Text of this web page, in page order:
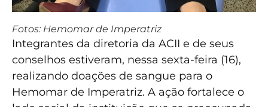
Fotos: Hemomar de Imperatriz
Integrantes da diretoria da ACII e de seus
conselhos estiveram, nessa sexta-feira (16),
realizando doações de sangue para o
Hemomar de Imperatriz. A ação fortalece o